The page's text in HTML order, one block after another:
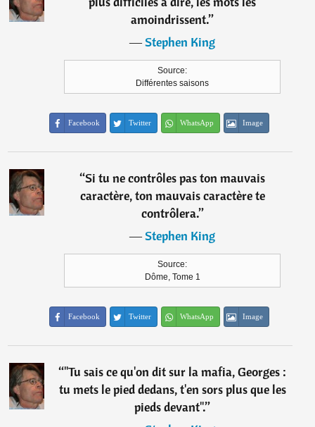
amoindrissent.”
―Stephen King
Source:
Différentes saisons
Facebook Twitter WhatsApp Image
“Si tu ne contrôles pas ton mauvais
caractère, ton mauvais caractère te
contrôlera.”
―Stephen King
Source:
Dôme, Tome 1
Facebook Twitter WhatsApp Image
“"Tu sais ce qu'on dit sur la mafia, Georges :
tu mets le pied dedans, t'en sors plus que les
pieds devant".”